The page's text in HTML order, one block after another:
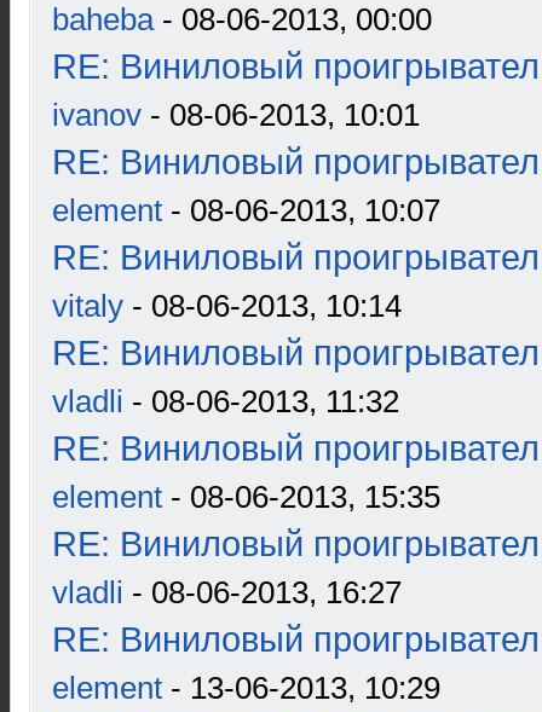
baheba- 08-06-2013, 00:00
RE: Виниловый
ivanov - 08-06-2013, 10:01
RE: Виниловый
element - 08-06-2013, 10:07
RE: Виниловый
vitaly - 08-06-2013, 10:14
RE: Виниловый
vladli - 08-06-2013, 11:32
RE: Виниловый
element - 08-06-2013, 15:35
RE: Виниловый
vladli - 08-06-2013, 16:27
RE: Виниловый
element - 13-06-2013, 10:29